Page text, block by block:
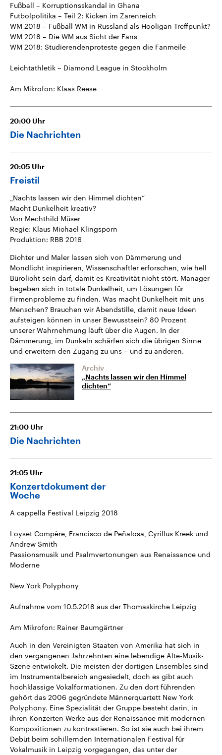
Fußball – Korruptionsskandal in Ghana
Futbolpolitika – Teil 2: Kicken im Zarenreich
WM 2018 – Fußball WM in Russland als Hooligan Treffpunkt?
WM 2018 – Die WM aus Sicht der Fans
WM 2018: Studierendenproteste gegen die Fanmeile
Leichtathletik – Diamond League in Stockholm
Am Mikrofon: Klaas Reese
20:00 Uhr
Die Nachrichten
20:05 Uhr
Freistil
„Nachts lassen wir den Himmel dichten“
Macht Dunkelheit kreativ?
Von Mechthild Müser
Regie: Klaus Michael Klingsporn
Produktion: RBB 2016
Dichter und Maler lassen sich von Dämmerung und
Mondlicht inspirieren, Wissenschaftler erforschen, wie hell
Bürolicht sein darf, damit es Kreativität nicht stört. Manager
begeben sich in totale Dunkelheit, um Lösungen für
Firmenprobleme zu finden. Was macht Dunkelheit mit uns
Menschen? Brauchen wir Abendstille, damit neue Ideen
aufsteigen können in unser Bewusstsein? 80 Prozent
unserer Wahrnehmung läuft über die Augen. In der
Dämmerung, im Dunkeln schärfen sich die übrigen Sinne
und erweitern den Zugang zu uns – und zu anderen.
Archiv
„Nachts lassen wir den Himmel
dichten“
21:00 Uhr
Die Nachrichten
21:05 Uhr
Konzertdokument der
Woche
A cappella Festival Leipzig 2018
Loyset Compère, Francisco de Peñalosa, Cyrillus Kreek und
Andrew Smith
Passionsmusik und Psalmvertonungen aus Renaissance und
Moderne
New York Polyphony
Aufnahme vom 10.5.2018 aus der Thomaskirche Leipzig
Am Mikrofon: Rainer Baumgärtner
Auch in den Vereinigten Staaten von Amerika hat sich in
den vergangenen Jahrzehnten eine lebendige Alte-Musik-
Szene entwickelt. Die meisten der dortigen Ensembles sind
im Instrumentalbereich angesiedelt, doch es gibt auch
hochklassige Vokalformationen. Zu den dort führenden
gehört das 2006 gegründete Männerquartett New York
Polyphony. Eine Spezialität der Gruppe besteht darin, in
ihren Konzerten Werke aus der Renaissance mit modernen
Kompositionen zu kontrastieren. So ist sie auch bei ihrem
Debüt beim schillernden Internationalen Festival für
Vokalmusik in Leipzig vorgegangen, das unter der